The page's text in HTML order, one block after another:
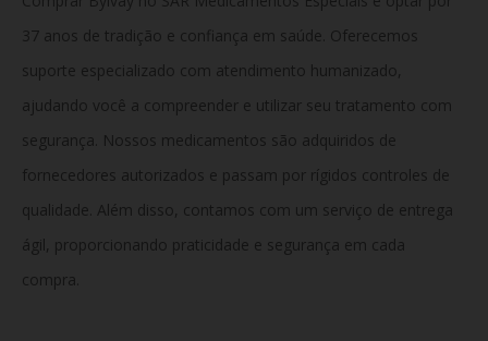
37 anos de tradição e confiança em saúde. Oferecemos
suporte especializado com atendimento humanizado,
ajudando você a compreender e utilizar seu tratamento com
segurança. Nossos medicamentos são adquiridos de
fornecedores autorizados e passam por rígidos controles de
qualidade. Além disso, contamos com um serviço de entrega
ágil, proporcionando praticidade e segurança em cada
compra.